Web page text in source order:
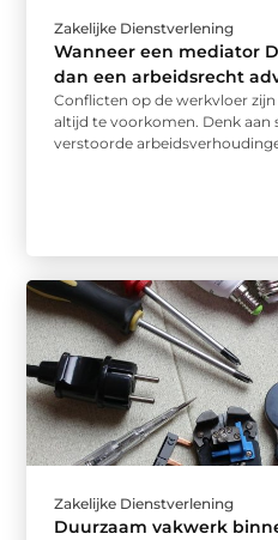
Zakelijke Dienstverlening
Wanneer een mediator
dan een arbeidsrecht
Conflicten op de werkvloer
altijd te voorkomen. Denk aan
verstoorde
Zakelijke Dienstverlening
Duurzaam vakwerk